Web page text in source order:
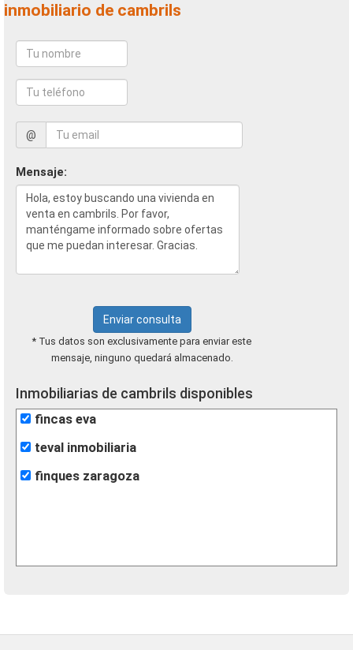
inmobiliario de cambrils
@
Mensaje:
Enviar consulta
* Tus datos son exclusivamente para enviar este
mensaje, ninguno quedará almacenado.
Inmobiliarias de cambrils disponibles
fincas eva
teval inmobiliaria
finques zaragoza